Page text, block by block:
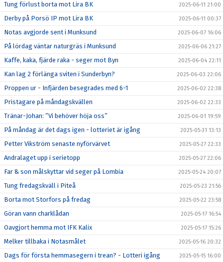
Tung förlust borta mot Lira BK 2025-06-11 21:00
Derby på Porsö IP mot Lira BK 2025-06-11 00:37
Notas avgjorde sent i Munksund 2025-06-07 16:06
På lördag väntar naturgräs i Munksund 2025-06-06 21:27
Kaffe, kaka, fjärde raka - seger mot Byn 2025-06-04 22:11
Kan lag 2 förlänga sviten i Sunderbyn? 2025-06-03 22:06
Proppen ur - Infjärden besegrades med 6-1 2025-06-02 22:38
Pristagare på måndagskvällen 2025-06-02 22:33
Tränar-Johan: ”Vi behöver höja oss” 2025-06-01 19:59
På måndag är det dags igen - lotteriet är igång 2025-05-31 13:13
Petter Vikström senaste nyförvärvet 2025-05-27 22:33
Andralaget upp i serietopp 2025-05-27 22:06
Far & son målskyttar vid seger på Lombia 2025-05-24 20:07
Tung fredagskväll i Piteå 2025-05-23 21:56
Borta mot Storfors på fredag 2025-05-22 23:58
Göran vann charklådan 2025-05-17 16:54
Oavgjort hemma mot IFK Kalix 2025-05-17 15:26
Melker tillbaka i Notasmålet 2025-05-16 20:32
Dags för första hemmasegern i trean? - Lotteri igång 2025-05-15 16:00